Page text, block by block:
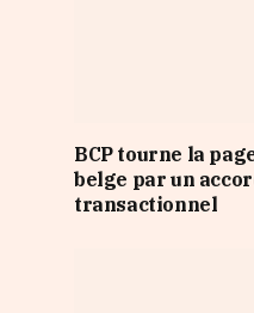
BCP tourne la
belge par un
transactionnel